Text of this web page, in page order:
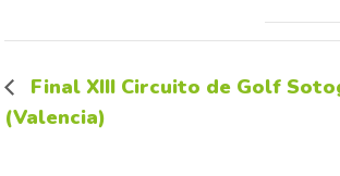
Final XIII Circuito de Golf
(Valencia)